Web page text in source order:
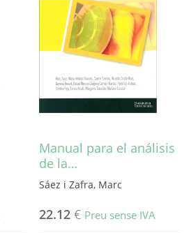
Manual para el análisis
de la…
Sáez i Zafra, Marc
22.12 € Preu sense IVA